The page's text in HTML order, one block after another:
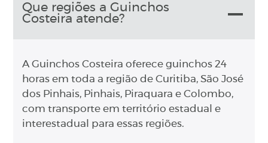
Que regiões a Guinchos
Costeira atende?
A Guinchos Costeira oferece guinchos 24
horas em toda a região de Curitiba, São José
dos Pinhais, Pinhais, Piraquara e Colombo,
com transporte em território estadual e
interestadual para essas regiões.